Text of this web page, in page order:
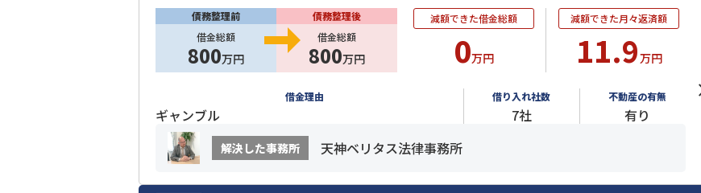
債務整理前
借金総額
800万円
債務整理後
借金総額
800万円
減額できた借金総額
0万円
減額できた月々返済額
11.9万円
借金理由
ギャンブル
借り入れ社数
7社
不動産の有無
有り
解決した事務所 天神ベリタス法律事務所